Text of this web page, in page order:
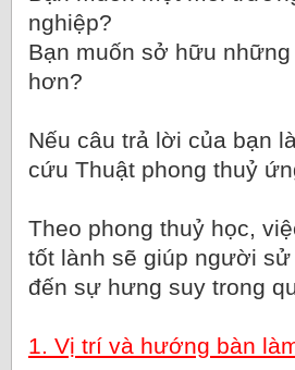
nghiệp?
Bạn muốn sở hữu
hơn?
Nếu câu trả lời của bạn
cứu Thuật phong thuỷ
Theo phong thuỷ học,
tốt lành sẽ giúp người
đến sự hưng suy trong
1. Vị trí và hướng bàn